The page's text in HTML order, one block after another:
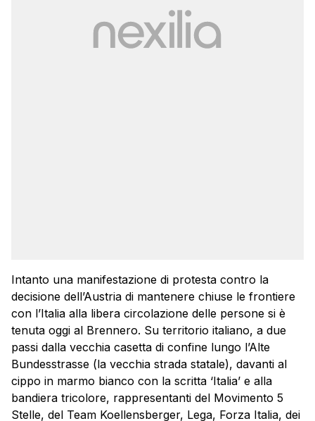
Intanto una manifestazione di protesta contro la
decisione dell’Austria di mantenere chiuse le frontiere
con l’Italia alla libera circolazione delle persone si è
tenuta oggi al Brennero. Su territorio italiano, a due
passi dalla vecchia casetta di confine lungo l’Alte
Bundesstrasse (la vecchia strada statale), davanti al
cippo in marmo bianco con la scritta ‘Italia’ e alla
bandiera tricolore, rappresentanti del Movimento 5
Stelle, del Team Koellensberger, Lega, Forza Italia, dei